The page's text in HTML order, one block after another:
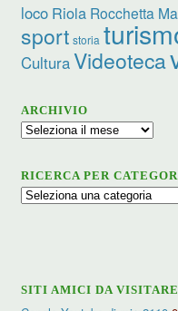
loco Riola Rocchetta
sport storia
CulturaVideoteca
ARCHIVIO
Archivio
RICERCA PER
Ricerca
SITI AMICI DA VISITARE